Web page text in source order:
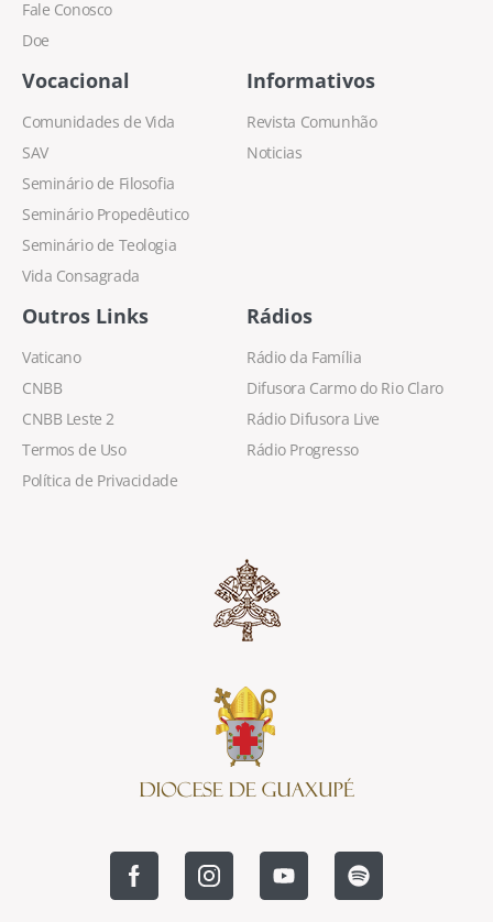
Fale Conosco
Doe
Vocacional
Comunidades de Vida
SAV
Seminário de Filosofia
Seminário Propedêutico
Seminário de Teologia
Vida Consagrada
Informativos
Revista Comunhão
Noticias
Outros Links
Vaticano
CNBB
CNBB Leste 2
Termos de Uso
Política de Privacidade
Rádios
Rádio da Família
Difusora Carmo do Rio Claro
Rádio Difusora Live
Rádio Progresso